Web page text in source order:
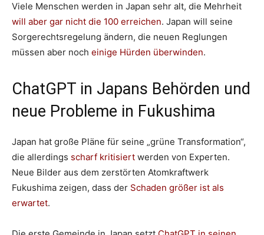
Viele Menschen werden in Japan sehr alt, die Mehrheit
will aber gar nicht die 100 erreichen. Japan will seine
Sorgerechtsregelung ändern, die neuen Reglungen
müssen aber noch einige Hürden überwinden.
ChatGPT in Japans Behörden und
neue Probleme in Fukushima
Japan hat große Pläne für seine „grüne Transformation“,
die allerdings scharf kritisiert werden von Experten.
Neue Bilder aus dem zerstörten Atomkraftwerk
Fukushima zeigen, dass der Schaden größer ist als
erwartet.